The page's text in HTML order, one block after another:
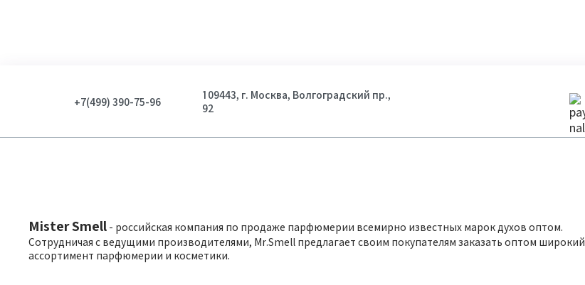
+7(499) 390-75-96
109443, г. Москва, Волгоградский пр.,
92
Mister Smell - российская компания по продаже парфюмерии всемирно известных марок духов оптом.
Сотрудничая с ведущими производителями, Mr.Smell предлагает своим покупателям заказать оптом широкий
ассортимент парфюмерии и косметики.